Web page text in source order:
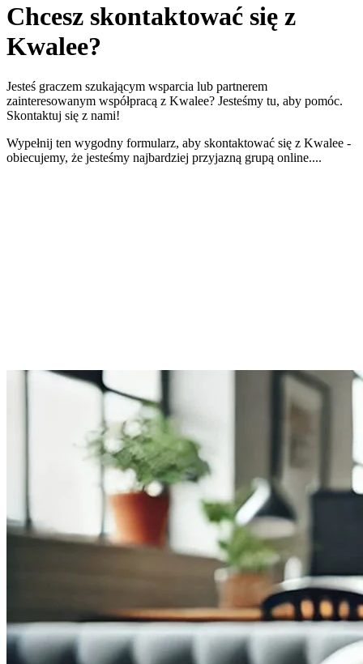
Chcesz skontaktować się z
Kwalee?
Jesteś graczem szukającym wsparcia lub partnerem
zainteresowanym współpracą z Kwalee? Jesteśmy tu, aby pomóc.
Skontaktuj się z nami!
Wypełnij ten wygodny formularz, aby skontaktować się z Kwalee -
obiecujemy, że jesteśmy najbardziej przyjazną grupą online....